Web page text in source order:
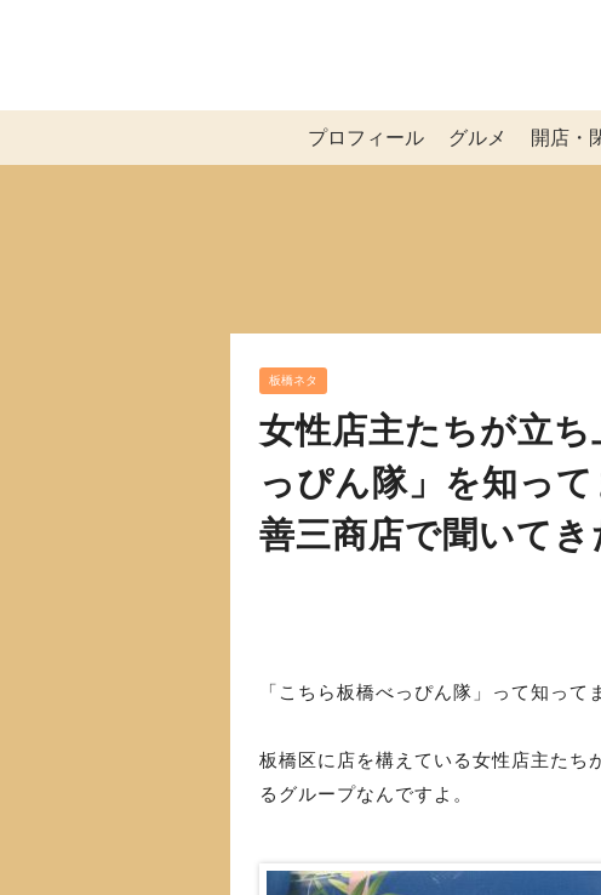
プロフィール グルメ 開店・
板橋ネタ
女性店主たちが立
っぴん隊」を知っ
善三商店で聞いてき
「こちら板橋べっぴん隊」って知って
板橋区に店を構えている女性店主たち
るグループなんですよ。